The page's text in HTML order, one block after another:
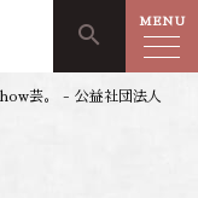
search MENU
芸。 - 公益社団法人